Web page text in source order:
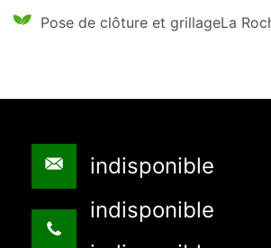
Pose de clôture et
indisponible
indisponible